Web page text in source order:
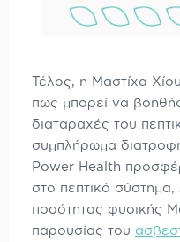
Τέλος, η Μαστίχα
πως μπορεί να
διαταραχές του
συμπλήρωμα
Power Health
στο πεπτικό
ποσότητας φυσικής
παρουσίας του